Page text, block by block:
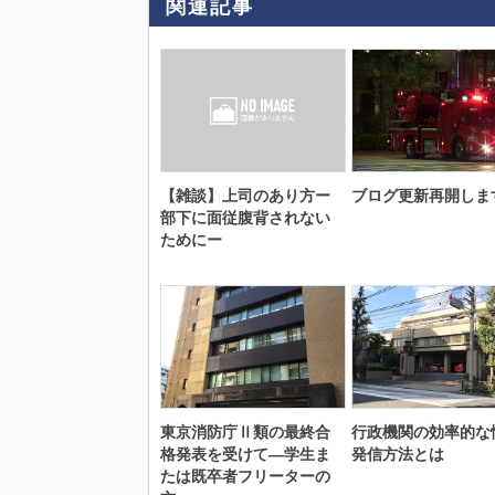
【雑談】上司のあり方ー
部下に面従腹背されない
ためにー
ブログ更新再開しま
東京消防庁Ⅱ類の最終合
格発表を受けて―学生ま
たは既卒者フリーターの
行政機関の効率的な
発信方法とは